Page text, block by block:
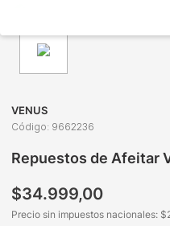
VENUS
Código: 9662236
Repuestos de Afeitar
$34.999,00
Precio sin impuestos nacionales: $